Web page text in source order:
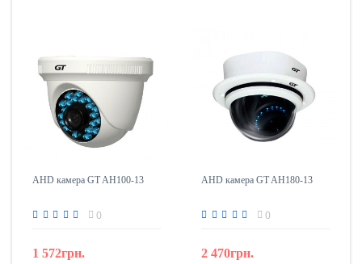
AHD камера GT AH100-13
0
1 572грн.
AHD камера GT AH180-13
0
2 470грн.